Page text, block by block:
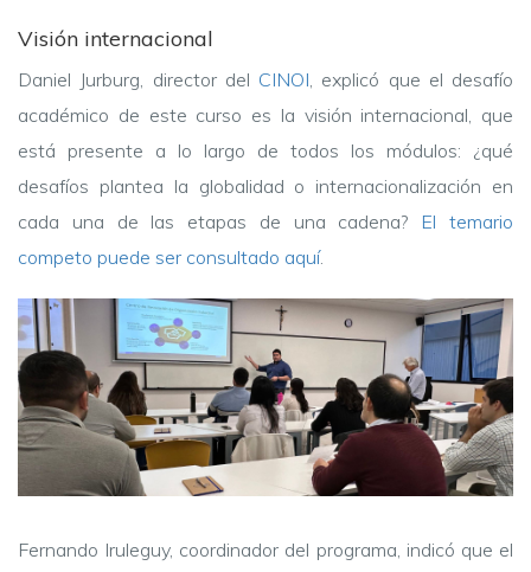
Visión internacional
Daniel Jurburg, director del CINOI, explicó que el desafío
académico de este curso es la visión internacional, que
está presente a lo largo de todos los módulos: ¿qué
desafíos plantea la globalidad o internacionalización en
cada una de las etapas de una cadena? El temario
competo puede ser consultado aquí.
Fernando Iruleguy, coordinador del programa, indicó que el